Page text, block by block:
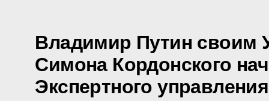
Владимир Путин своим
Симона Кордонского
Экспертного